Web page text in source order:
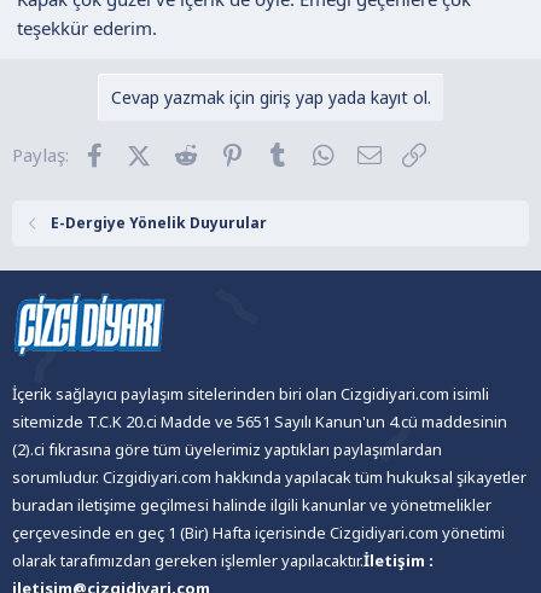
teşekkür ederim.
Cevap yazmak için giriş yap yada kayıt ol.
Paylaş: FacebookX (Twitter)
Reddit Pinterest
Tumblr WhatsApp
E-posta
E-Dergiye Yönelik Duyurular
İçerik sağlayıcı paylaşım sitelerinden biri olan Cizgidiyari.com isimli
sitemizde T.C.K 20.ci Madde ve 5651 Sayılı Kanun'un 4.cü maddesinin
(2).ci fıkrasına göre tüm üyelerimiz yaptıkları paylaşımlardan
sorumludur. Cizgidiyari.com hakkında yapılacak tüm hukuksal şikayetler
buradan iletişime geçilmesi halinde ilgili kanunlar ve yönetmelikler
çerçevesinde en geç 1 (Bir) Hafta içerisinde Cizgidiyari.com yönetimi
olarak tarafımızdan gereken işlemler yapılacaktır.İletişim :
iletisim@cizgidiyari.com